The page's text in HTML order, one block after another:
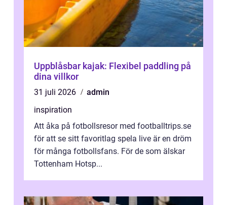
Uppblåsbar kajak: Flexibel paddling på
dina villkor
31 juli 2026
admin
inspiration
Att åka på fotbollsresor med footballtrips.se
för att se sitt favoritlag spela live är en dröm
för många fotbollsfans. För de som älskar
Tottenham Hotsp...